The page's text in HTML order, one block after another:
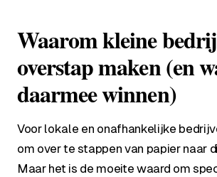
Waarom kleine
overstap maken (en
daarmee winnen)
Voor lokale en onafhankelijke
om over te stappen van papier naar
Maar het is de moeite waard om